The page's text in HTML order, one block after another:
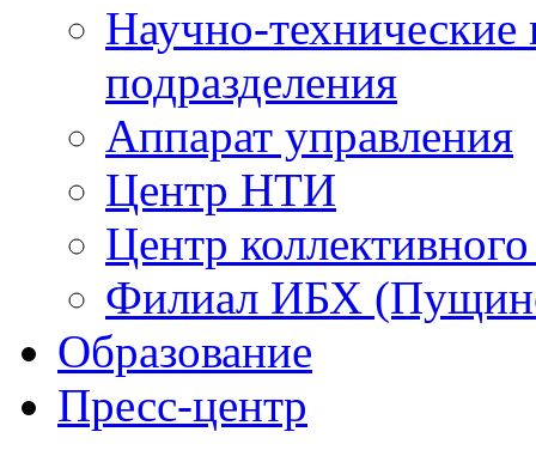
Научно-технические
подразделения
Аппарат управления
Центр НТИ
Центр
Филиал ИБХ
Образование
Пресс-центр